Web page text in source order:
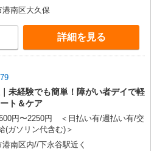
港南区大久保
詳細を見る
未経験でも簡単！障がい者デイで軽
ト＆ケア
円〜2250円 ＜日払い有/週払い有/交
(ガソリン代含む)＞
港南区内//下永谷駅近く